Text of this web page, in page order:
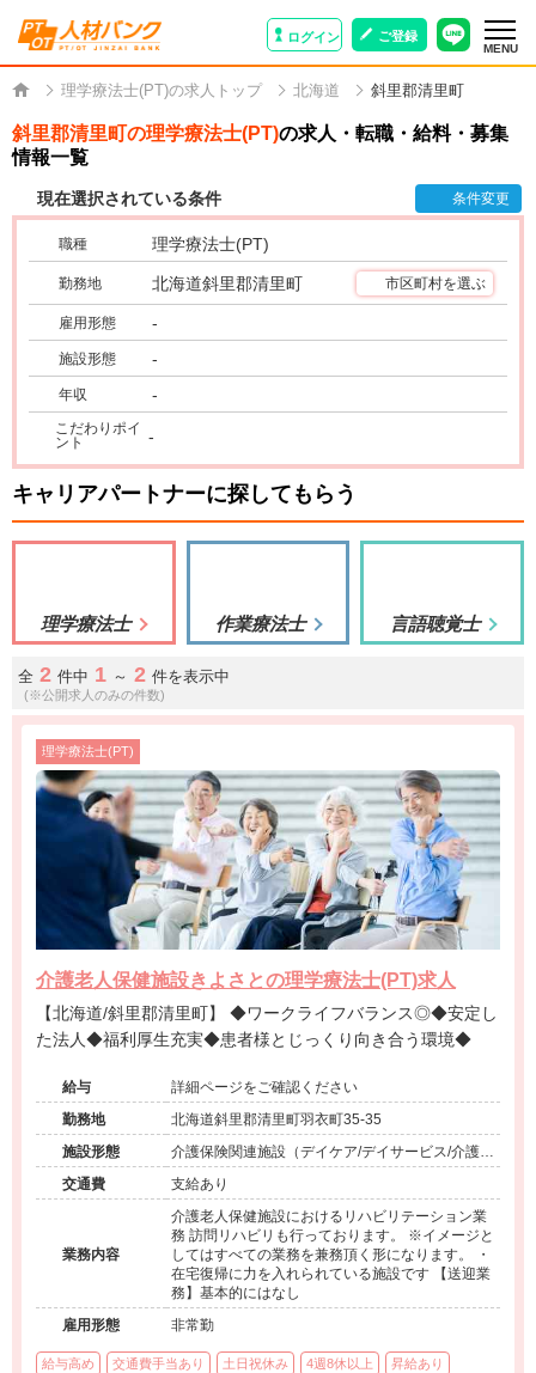
ログイン ご登録
MENU
理学療法士(PT)の求人トップ 北海道 斜里郡清里町
斜里郡清里町の理学療法士(PT)の求人・転職・給料・募集
情報一覧
現在選択されている条件 条件変更
職種 理学療法士(PT)
勤務地 北海道斜里郡清里町 市区町村を選ぶ
雇用形態 -
施設形態 -
年収 -
こだわりポイ
ント
-
キャリアパートナーに探してもらう
理学療法士 作業療法士 言語聴覚士
全 2 件中 1 ～ 2 件を表示中
(※公開求人のみの件数)
理学療法士(PT)
介護老人保健施設きよさとの理学療法士(PT)求人
【北海道/斜里郡清里町】 ◆ワークライフバランス◎◆安定し
た法人◆福利厚生充実◆患者様とじっくり向き合う環境◆
給与
詳細ページをご確認ください
勤務地
北海道斜里郡清里町羽衣町35-35
施設形態
介護保険関連施設（デイケア/デイサービス/介護老
人保健施設/訪問看護・リハ）
交通費 支給あり
業務内容
介護老人保健施設におけるリハビリテーション業
務 訪問リハビリも行っております。 ※イメージと
してはすべての業務を兼務頂く形になります。 ・
在宅復帰に力を入れられている施設です 【送迎業
務】基本的にはなし
雇用形態
非常勤
給与高め 交通費手当あり 土日祝休み 4週8休以上 昇給あり